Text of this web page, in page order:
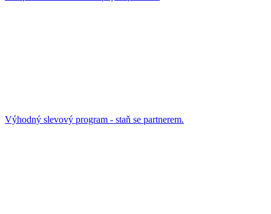
Výhodný slevový program - staň se partnerem.